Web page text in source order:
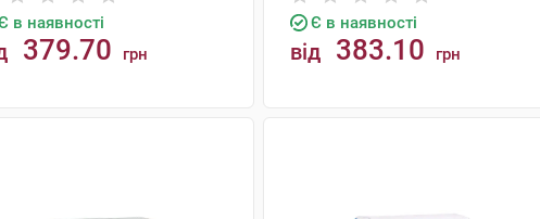
в наявності
379.70 грн
Є в наявності
від 383.10 грн